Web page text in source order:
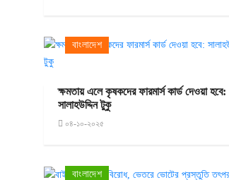
বাংলাদেশ
ক্ষমতায় এলে কৃষকদের ফারমার্স কার্ড দেওয়া হবে:
সালাহউদ্দিন টুকু
০৪-১০-২০২৫
বাংলাদেশ